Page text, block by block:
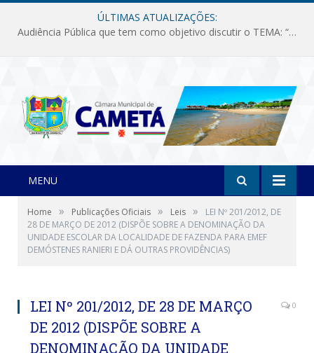
ÚLTIMAS ATUALIZAÇÕES:
Audiência Pública que tem como objetivo discutir o TEMA: “Fornecimento de Energia Elétrica em Debate: Tarifas, Qualidade e Atendimento dos Serviços”
MENU
Home » Publicações Oficiais » Leis »
LEI Nº 201/2012, DE
28 DE MARÇO DE 2012 (DISPÕE SOBRE A DENOMINAÇÃO DA
UNIDADE ESCOLAR DA LOCALIDADE DE FAZENDA PARA EMEF
DEMÓSTENES RANIERI E DÁ OUTRAS PROVIDÊNCIAS)
LEI Nº 201/2012, DE 28 DE MARÇO
DE 2012 (DISPÕE SOBRE A
DENOMINAÇÃO DA UNIDADE
0